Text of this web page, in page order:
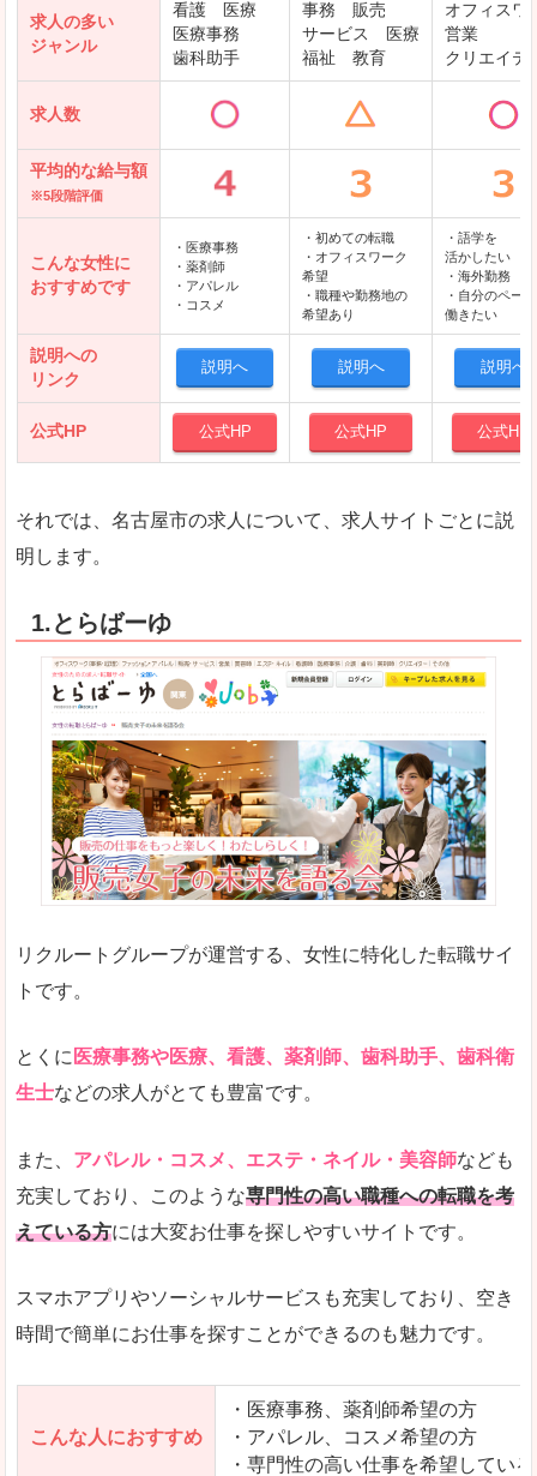
求人の多い
ジャンル
看護 医療
医療事務
歯科助手
事務 販売
サービス 医療
福祉 教育
オフィスワ
営業
クリエイテ
求人数
平均的な給与額
※5段階評価
こんな女性に
おすすめです
・医療事務
・薬剤師
・アパレル
・コスメ
・初めての転職
・オフィスワーク
希望
・職種や勤務地の
希望あり
・語学を
活かしたい
・海外勤務
・自分のペー
働きたい
説明への
リンク
説明へ 説明へ 説明へ
公式HP 公式HP 公式HP 公式HP
それでは、名古屋市の求人について、求人サイトごとに説
明します。
1.とらばーゆ
リクルートグループが運営する、女性に特化した転職サイ
トです。
とくに 医療事務や医療、看護、薬剤師、歯科助手、歯科衛
生士などの求人がとても豊富です。
また、 アパレル・コスメ、エステ・ネイル・美容師なども
充実しており、このような専門性の高い職種への転職を考
えている方には大変お仕事を探しやすいサイトです。
スマホアプリやソーシャルサービスも充実しており、空き
時間で簡単にお仕事を探すことができるのも魅力です。
こんな人におすすめ
・医療事務、薬剤師希望の方
・アパレル、コスメ希望の方
・専門性の高い仕事を希望してい